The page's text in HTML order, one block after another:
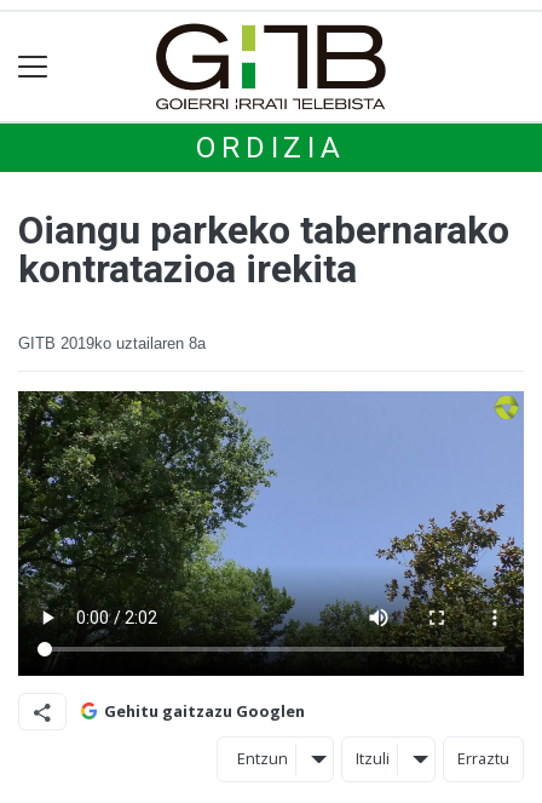
ORDIZIA
Oiangu parkeko tabernarako
kontratazioa irekita
GITB 2019ko uztailaren 8a
Gehitu gaitzazu Googlen
Entzun Itzuli Erraztu